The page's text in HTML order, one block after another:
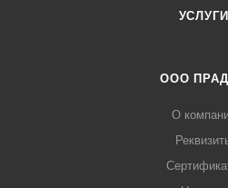
УСЛУГИ
ООО
О